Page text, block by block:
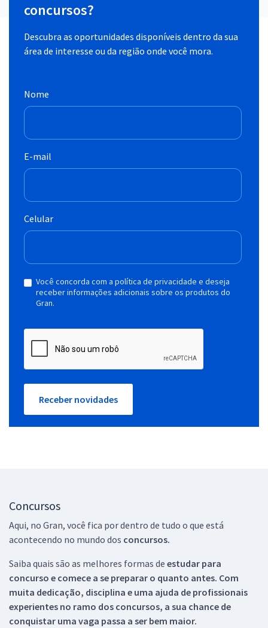
concursos?
Descubra as oportunidades disponíveis dentro da sua
área de interesse ou da região onde você mora.
Nome
E-mail
Celular
Você concorda com a política de privacidade e deseja
receber informações adicionais sobre os produtos do
Gran.
Receber novidades
Concursos
Aqui, no Gran, você fica por dentro de tudo o que está
acontecendo no mundo dos concursos.
Saiba quais são as melhores formas de estudar para
concurso e comece a se preparar o quanto antes. Com
muita dedicação, disciplina e uma ajuda de profissionais
experientes no ramo dos concursos, a sua chance de
conquistar uma vaga passa a ser bem maior.